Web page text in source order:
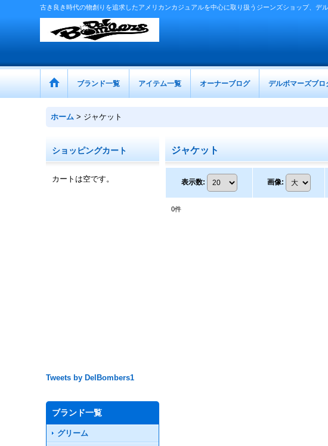
古き良き時代の物創りを追求したアメリカンカジュアルを中心に取り扱うジーンズショップ、デル
ブランド一覧 アイテム一覧 オーナーブログ デルボマーズブロ
ホーム > ジャケット
ショッピングカート
カートは空です。
Tweets by DelBombers1
ブランド一覧
グリーム
ジャケット
表示数: 画像:
0件